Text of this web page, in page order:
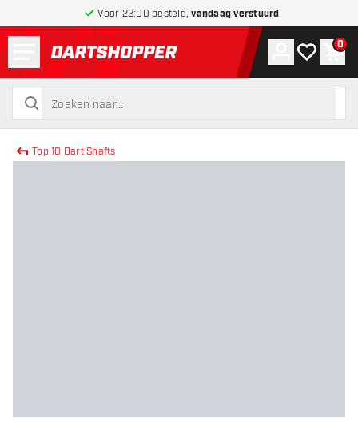
Voor 22:00 besteld,vandaag verstuurd
terug naar home pagina
zoeken
zoeken
Account
Mijn 0
Top 10 Dart Shafts